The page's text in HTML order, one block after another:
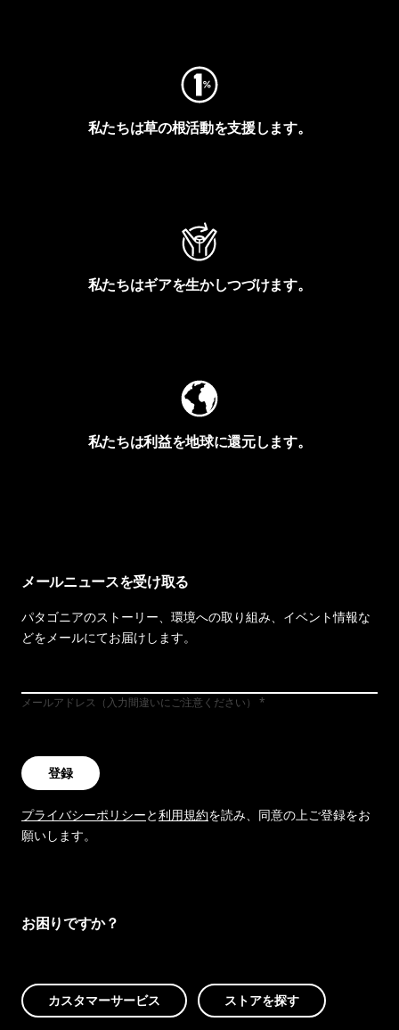
私たちは草の根活動を支援します。
私たちはギアを生かしつづけます。
私たちは利益を地球に還元します。
メールニュースを受け取る
パタゴニアのストーリー、環境への取り組み、イベント情報な
どをメールにてお届けします。
メールアドレス（入力間違いにご注意ください）
登録
プライバシーポリシーと利用規約を読み、同意の上ご登録をお
願いします。
お困りですか？
カスタマーサービス ストアを探す